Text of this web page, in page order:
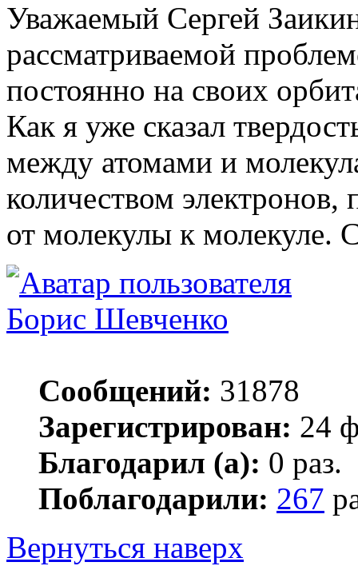
Уважаемый Сергей
рассматриваемой
постоянно на своих
Как я уже сказал
между атомами и
количеством
от молекулы к молекуле.
Борис Шевченко
Сообщений: 31878
Зарегистрирован: 24
Благодарил (а): 0 раз.
Поблагодарили: 267
Вернуться наверх